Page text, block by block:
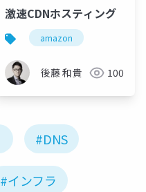
unity unity3d
激速CDNホスティング
amazon
後藤 和貴 100
#DNS
#インフラ